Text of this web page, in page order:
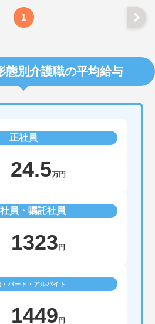
す。急成長中の企業であ
、専門性を高めながらマ
野に入れていただけま
均10時間程度という就
した状態で長くご活躍い
りの入居者様20名定員を
援、国基準を上回る人員
かれているため、業務に
専用設計で働きやすく、
実践できる環境が整って
1
態別介護職の平均給与
正社員
24.5万円
員・嘱託社員
1323 円
パート・アルバイト
1449 円